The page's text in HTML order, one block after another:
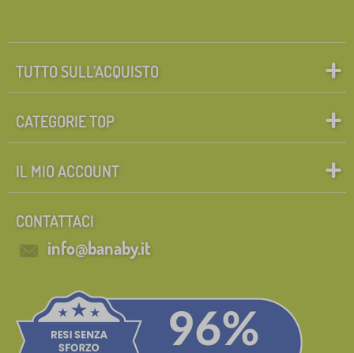
TUTTO SULL’ACQUISTO
CATEGORIE TOP
IL MIO ACCOUNT
CONTATTACI
info@banaby.it